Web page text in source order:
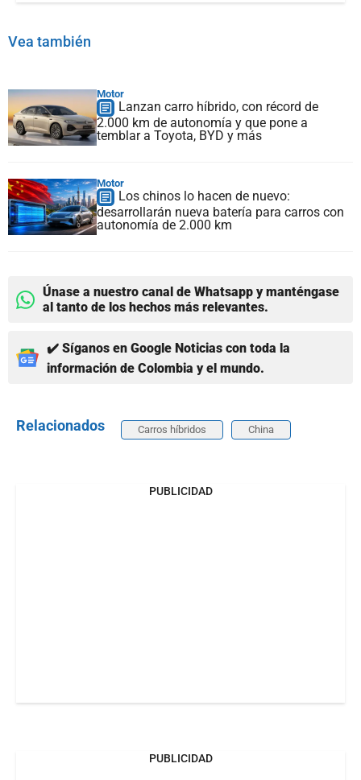
Vea también
Motor
Lanzan carro híbrido, con récord de
2.000 km de autonomía y que pone a
temblar a Toyota, BYD y más
Motor
Los chinos lo hacen de nuevo:
desarrollarán nueva batería para carros con
autonomía de 2.000 km
Únase a nuestro canal de Whatsapp y manténgase
al tanto de los hechos más relevantes.
✔️ Síganos en Google Noticias con toda la
información de Colombia y el mundo.
Relacionados Carros híbridos China
PUBLICIDAD
PUBLICIDAD